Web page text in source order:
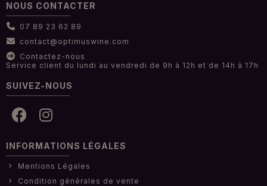
NOUS CONTACTER
07 89 23 62 89
contact@optimuswine.com
Contactez-nous
Service client du lundi au vendredi de 9h à 12h et de 14h à 17h
SUIVEZ-NOUS
INFORMATIONS LÉGALES
Mentions Légales
Condition générales de vente